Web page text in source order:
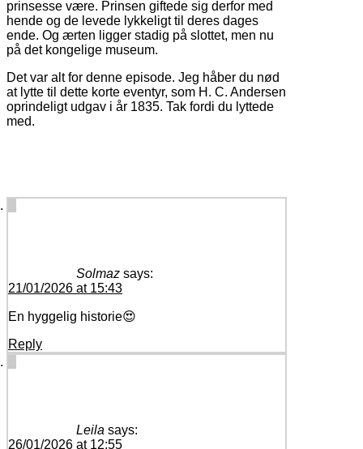
prinsesse være. Prinsen giftede sig derfor med
hende og de levede lykkeligt til deres dages
ende. Og ærten ligger stadig på slottet, men nu
på det kongelige museum.
Det var alt for denne episode. Jeg håber du nød
at lytte til dette korte eventyr, som H. C. Andersen
oprindeligt udgav i år 1835. Tak fordi du lyttede
med.
Solmaz says:
21/01/2026 at 15:43
En hyggelig historie😍
Reply
Leila says:
26/01/2026 at 12:55